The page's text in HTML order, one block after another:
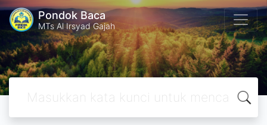
Pondok Baca
MTs Al Irsyad Gajah